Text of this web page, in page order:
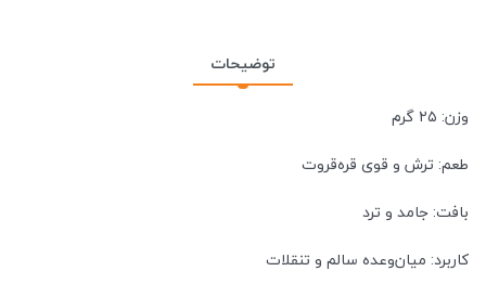
توضیحات
وزن: ۲۵ گرم
طعم: ترش و قوی قره‌قروت
بافت: جامد و ترد
کاربرد: میان‌وعده سالم و تنقلات